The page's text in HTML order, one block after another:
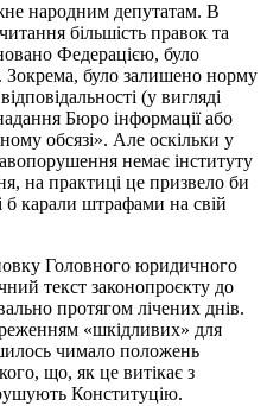
народним депутатам. В
більшість правок та
Федерацією, було
Зокрема, було залишено норму
(у вигляді
Бюро інформації або
обсязі». Але оскільки у
немає інституту
на практиці це призвело би
б карали штрафами на свій
Головного юридичного
текст законопроєкту до
протягом лічених днів.
«шкідливих» для
чимало положень
що, як це витікає з
Конституцію.